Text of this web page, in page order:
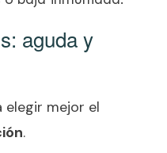
aguda y
elegir mejor el
.